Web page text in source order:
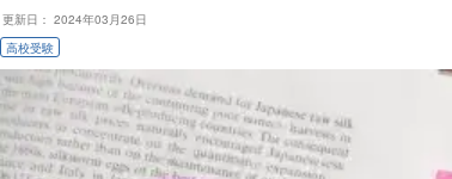
中学受験
塾選ジャーナル調査記事一覧
更新日： 2024年03月26日
高校受験